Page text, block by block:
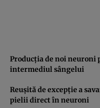
Producţia de noi
intermediul sângelui
Reuşită de excepţie a
pielii direct în neuroni